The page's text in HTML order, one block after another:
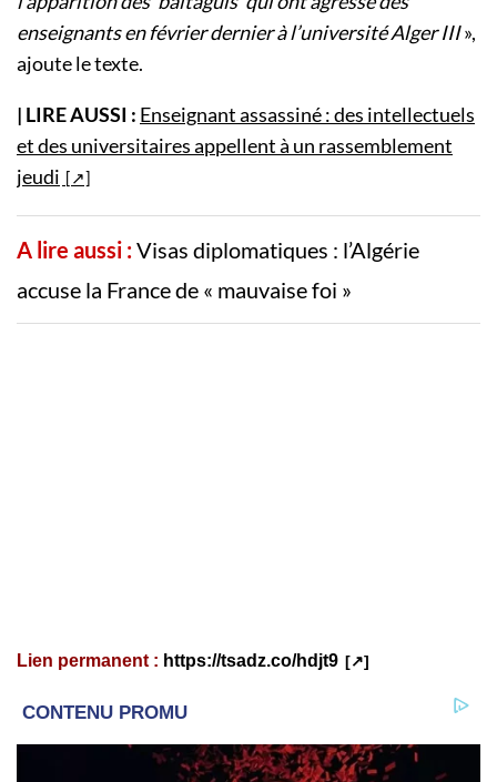
enseignants en février dernier à l’université Alger III»,
ajoute le texte.
| LIRE AUSSI : Enseignant assassiné : des intellectuels
et des universitaires appellent à un rassemblement
jeudi
A lire aussi :Visas diplomatiques : l’Algérie
accuse la France de « mauvaise foi »
Lien permanent : https://tsadz.co/hdjt9